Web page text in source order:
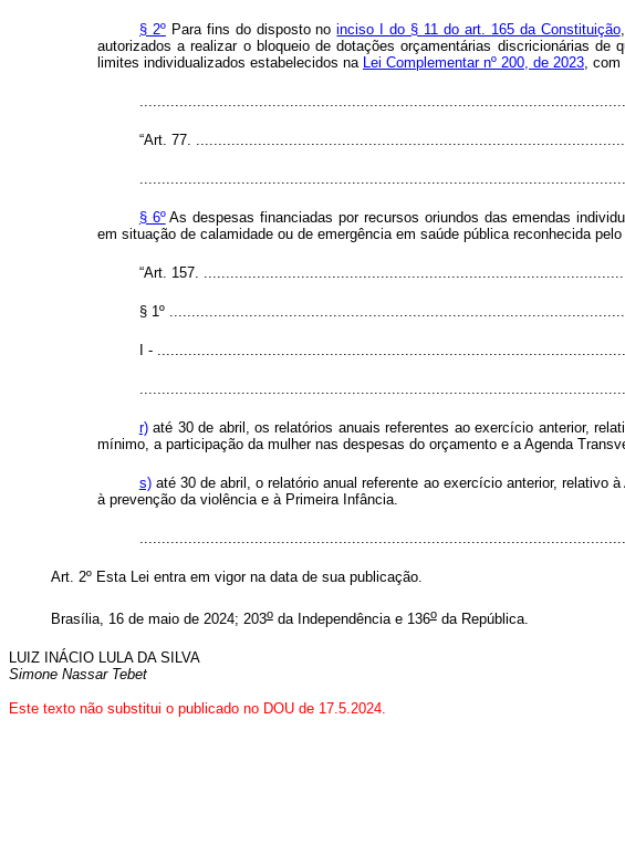
§ 2ºPara fins do disposto noinciso I do § 11 do art. 165 da Constituição
autorizados a realizar o bloqueio de dotações orçamentárias discricionárias
limites individualizados estabelecidos na Lei Complementar nº 200, de 2023, com
“Art. 77.
§ 6ºAs despesas financiadas por recursos oriundos das emendas
em situação de calamidade ou de emergência em saúde pública reconhecida
“Art. 157.
§ 1º
I -
r)até 30 de abril, os relatórios anuais referentes ao exercício anterior,
mínimo, a participação da mulher nas despesas do orçamento e a Agenda
s)até 30 de abril, o relatório anual referente ao exercício anterior, relativo
à prevenção da violência e à Primeira Infância.
Art. 2º Esta Lei entra em vigor na data de sua publicação.
Brasília, 16 de maio de 2024; 203oda Independência e 136oda República.
LUIZ INÁCIO LULA DA SILVA
Simone Nassar Tebet
Este texto não substitui o publicado no DOU de 17.5.2024.